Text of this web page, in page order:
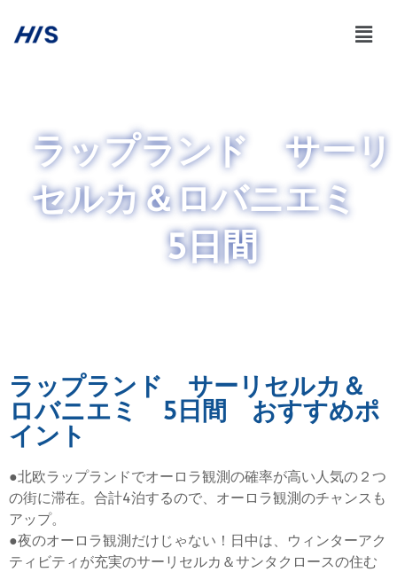
ラップランド サーリ
セルカ＆ロバニエミ
5日間
ラップランド サーリセルカ＆
ロバニエミ 5日間 おすすめポ
イント
●北欧ラップランドでオーロラ観測の確率が高い人気の２つ
の街に滞在。合計4泊するので、オーロラ観測のチャンスも
アップ。
●夜のオーロラ観測だけじゃない！日中は、ウィンターアク
ティビティが充実のサーリセルカ＆サンタクロースの住む